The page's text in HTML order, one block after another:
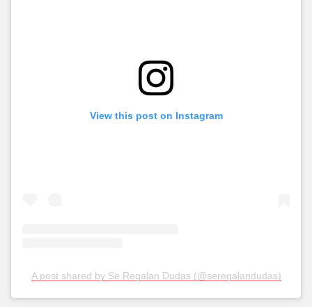
View this post on Instagram
A post shared by Se Regalan Dudas (@seregalandudas)